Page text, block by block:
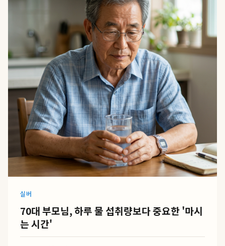
실버
70대 부모님, 하루 물 섭취량보다 중요한 '마시
는 시간'